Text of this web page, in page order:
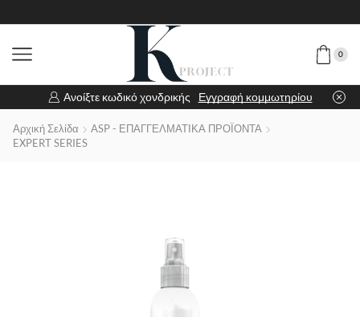
0
Ανοίξτε κωδικό χονδρικής Εγγραφή κομμωτηρίου
Αρχική Σελίδα
ASP - ΕΠΑΓΓΕΛΜΑΤΙΚΑ ΠΡΟΪΟΝΤΑ
EXPERT SERIES